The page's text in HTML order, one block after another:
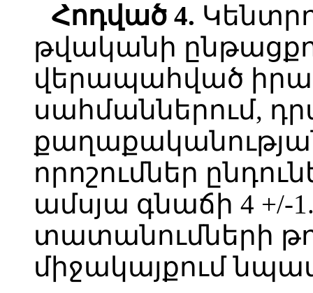
Հոդված 4.
թվականի
վերապահված
սահմաններում,
որոշումներ
ամսյա գնաճի 4 +/-
տատանումների
միջակայքում